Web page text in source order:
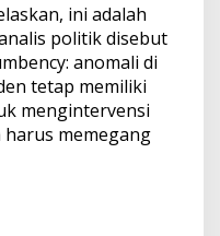
ini adalah
politik disebut
anomali di
tetap memiliki
mengintervensi
memegang